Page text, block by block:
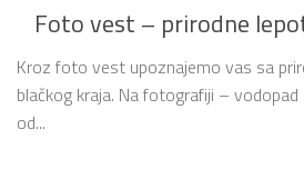
Foto vest – prirodne
Kroz foto vest upoznajemo vas sa
blačkog kraja. Na fotografiji –
od...